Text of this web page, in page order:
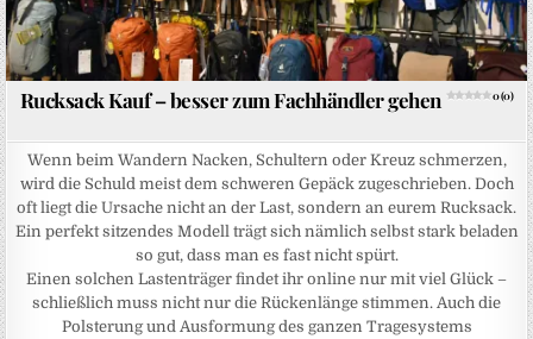
Rucksack Kauf – besser zum Fachhändler gehen 0 (0)
Wenn beim Wandern Nacken, Schultern oder Kreuz schmerzen,
wird die Schuld meist dem schweren Gepäck zugeschrieben. Doch
oft liegt die Ursache nicht an der Last, sondern an eurem Rucksack.
Ein perfekt sitzendes Modell trägt sich nämlich selbst stark beladen
so gut, dass man es fast nicht spürt.
Einen solchen Lastenträger findet ihr online nur mit viel Glück –
schließlich muss nicht nur die Rückenlänge stimmen. Auch die
Polsterung und Ausformung des ganzen Tragesystems